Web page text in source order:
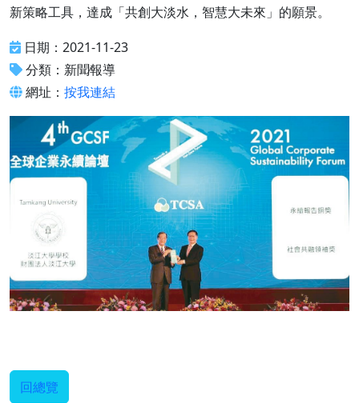
新策略工具，達成「共創大淡水，智慧大未來」的願景。
日期：2021-11-23
分類：新聞∕報導
網址： 按我連結
回總覽